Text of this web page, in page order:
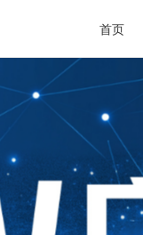
首页